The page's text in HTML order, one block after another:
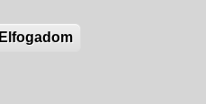
Elfogadom